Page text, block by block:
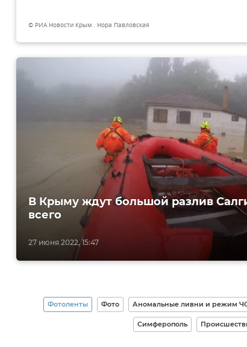
© РИА Новости Крым . Нора Павловская
27 июня 2022, 15:47
В Крыму ждут большой разлив
всего
Фотоленты Фото Аномальные ливни и режим
Симферополь